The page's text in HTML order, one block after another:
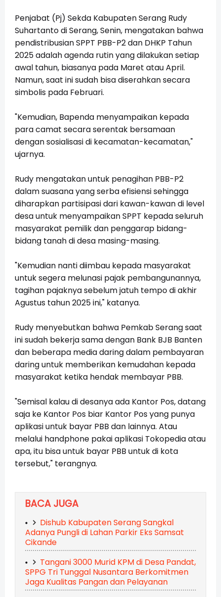
Penjabat (Pj) Sekda Kabupaten Serang Rudy
Suhartanto di Serang, Senin, mengatakan bahwa
pendistribusian SPPT PBB-P2 dan DHKP Tahun
2025 adalah agenda rutin yang dilakukan setiap
awal tahun, biasanya pada Maret atau April.
Namun, saat ini sudah bisa diserahkan secara
simbolis pada Februari.
"Kemudian, Bapenda menyampaikan kepada
para camat secara serentak bersamaan
dengan sosialisasi di kecamatan-kecamatan,"
ujarnya.
Rudy mengatakan untuk penagihan PBB-P2
dalam suasana yang serba efisiensi sehingga
diharapkan partisipasi dari kawan-kawan di level
desa untuk menyampaikan SPPT kepada seluruh
masyarakat pemilik dan penggarap bidang-
bidang tanah di desa masing-masing.
"Kemudian nanti diimbau kepada masyarakat
untuk segera melunasi pajak pembangunannya,
tagihan pajaknya sebelum jatuh tempo di akhir
Agustus tahun 2025 ini," katanya.
Rudy menyebutkan bahwa Pemkab Serang saat
ini sudah bekerja sama dengan Bank BJB Banten
dan beberapa media daring dalam pembayaran
daring untuk memberikan kemudahan kepada
masyarakat ketika hendak membayar PBB.
"Semisal kalau di desanya ada Kantor Pos, datang
saja ke Kantor Pos biar Kantor Pos yang punya
aplikasi untuk bayar PBB dan lainnya. Atau
melalui handphone pakai aplikasi Tokopedia atau
apa, itu bisa untuk bayar PBB untuk di kota
tersebut," terangnya.
BACA JUGA
Dishub Kabupaten Serang Sangkal
Adanya Pungli di Lahan Parkir Eks Samsat
Cikande
Tangani 3000 Murid KPM di Desa Pandat,
SPPG Tri Tunggal Nusantara Berkomitmen
Jaga Kualitas Pangan dan Pelayanan